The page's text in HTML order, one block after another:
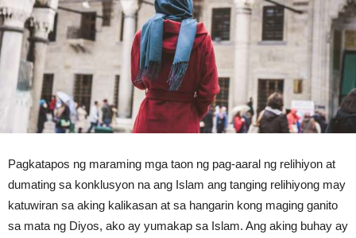
Pagkatapos ng maraming mga taon ng pag-aaral ng relihiyon at
dumating sa konklusyon na ang Islam ang tanging relihiyong may
katuwiran sa aking kalikasan at sa hangarin kong maging ganito
sa mata ng Diyos, ako ay yumakap sa Islam. Ang aking buhay ay